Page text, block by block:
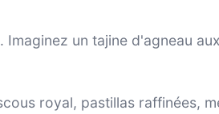
un tajine d'agneau
royal, pastillas raffinées,